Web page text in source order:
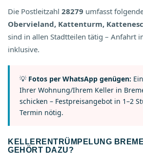
Die Postleitzahl 28279 umfasst
Obervieland, Kattenturm,
sind in allen Stadtteilen tätig – Anfahrt
inklusive.
💡 Fotos per WhatsApp genügen:
Ihrer Wohnung/Ihrem Keller in
schicken – Festpreisangebot in 1–2
Termin nötig.
KELLERENTRÜMPELUNG
GEHÖRT DAZU?